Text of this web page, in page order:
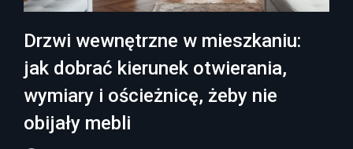
Drzwi wewnętrzne w mieszkaniu:
jak dobrać kierunek otwierania,
wymiary i ościeżnicę, żeby nie
obijały mebli